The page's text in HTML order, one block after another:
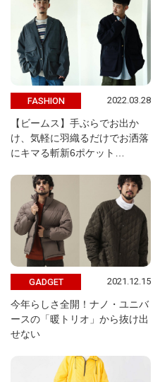
FASHION 2022.03.28
【ビームス】手ぶらでお出か
け、気軽に羽織るだけでお洒落
にキマる斬新6ポケット…
GADGET 2021.12.15
今年らしさ全開！ナノ・ユニバ
ースの「暖トリオ」から抜け出
せない